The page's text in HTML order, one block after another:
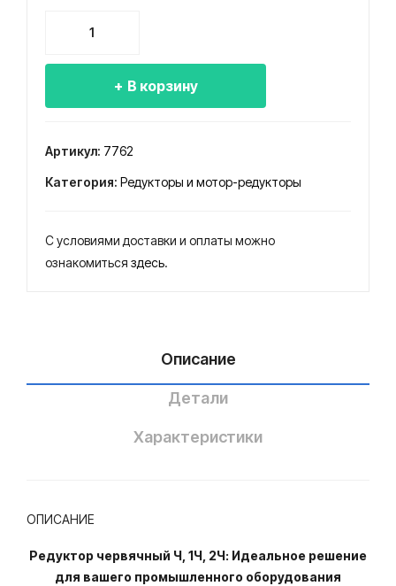
тый
Редуктор
червячный
В корзину
Артикул: 7762
Категория: Редукторы и мотор-редукторы
С условиями доставки и оплаты можно
ознакомиться здесь.
Описание
Детали
Характеристики
ОПИСАНИЕ
Редуктор червячный Ч, 1Ч, 2Ч: Идеальное решение
для вашего промышленного оборудования